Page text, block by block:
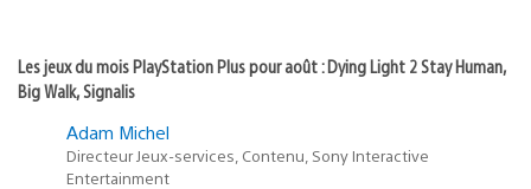
Les jeux du mois PlayStation Plus pour août : Dying Light 2 Stay Human,
Big Walk, Signalis
Adam Michel
Directeur Jeux-services, Contenu, Sony Interactive
Entertainment